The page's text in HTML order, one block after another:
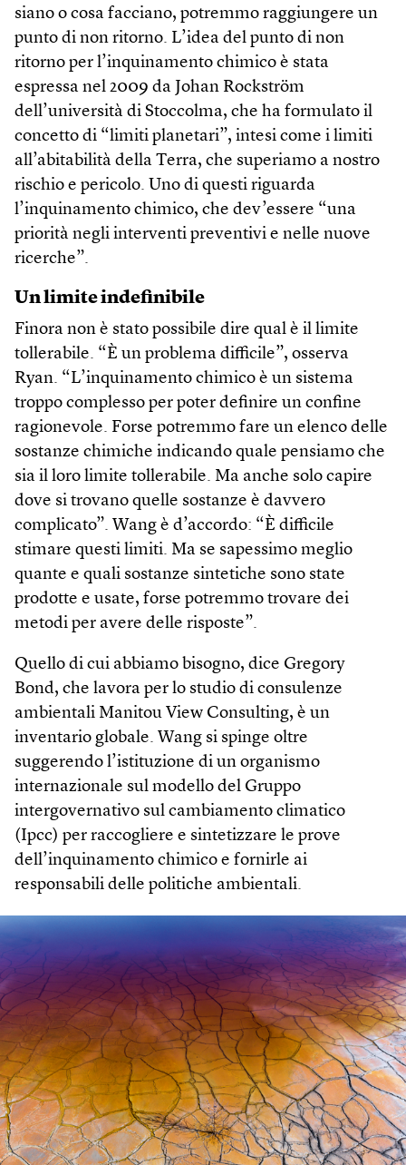
siano o cosa facciano, potremmo raggiungere un
punto di non ritorno. L’idea del punto di non
ritorno per l’inquinamento chimico è stata
espressa nel 2009 da Johan Rockström
dell’università di Stoccolma, che ha formulato il
concetto di “limiti planetari”, intesi come i limiti
all’abitabilità della Terra, che superiamo a nostro
rischio e pericolo. Uno di questi riguarda
l’inquinamento chimico, che dev’essere “una
priorità negli interventi preventivi e nelle nuove
ricerche”.
Un limite indefinibile
Finora non è stato possibile dire qual è il limite
tollerabile. “È un problema difficile”, osserva
Ryan. “L’inquinamento chimico è un sistema
troppo complesso per poter definire un confine
ragionevole. Forse potremmo fare un elenco delle
sostanze chimiche indicando quale pensiamo che
sia il loro limite tollerabile. Ma anche solo capire
dove si trovano quelle sostanze è davvero
complicato”. Wang è d’accordo: “È difficile
stimare questi limiti. Ma se sapessimo meglio
quante e quali sostanze sintetiche sono state
prodotte e usate, forse potremmo trovare dei
metodi per avere delle risposte”.
Quello di cui abbiamo bisogno, dice Gregory
Bond, che lavora per lo studio di consulenze
ambientali Manitou View Consulting, è un
inventario globale. Wang si spinge oltre
suggerendo l’istituzione di un organismo
internazionale sul modello del Gruppo
intergovernativo sul cambiamento climatico
(Ipcc) per raccogliere e sintetizzare le prove
dell’inquinamento chimico e fornirle ai
responsabili delle politiche ambientali.